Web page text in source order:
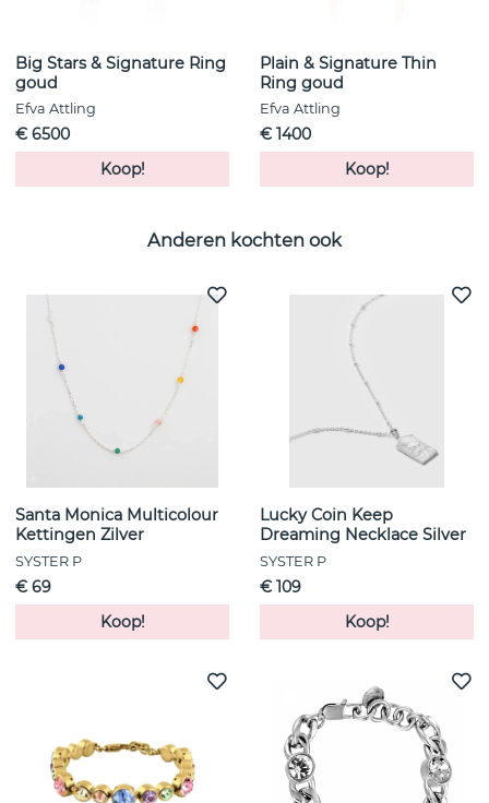
Big Stars & Signature Ring
goud
Efva Attling
€ 6500
Koop!
Plain & Signature Thin
Ring goud
Efva Attling
€ 1400
Koop!
Anderen kochten ook
Santa Monica Multicolour
Kettingen Zilver
SYSTER P
€ 69
Koop!
Lucky Coin Keep
Dreaming Necklace Silver
SYSTER P
€ 109
Koop!